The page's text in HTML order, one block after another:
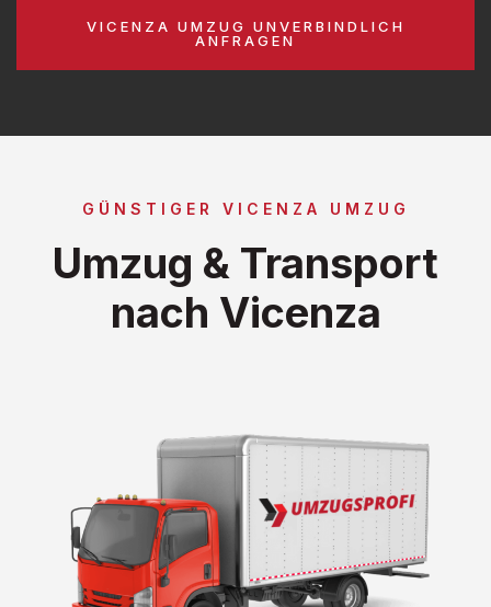
VICENZA UMZUG UNVERBINDLICH
ANFRAGEN
GÜNSTIGER VICENZA UMZUG
Umzug & Transport
nach Vicenza